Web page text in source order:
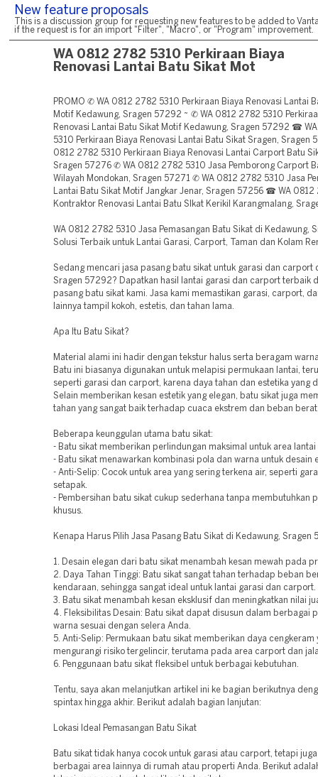
New feature proposals
This is a discussion group for requesting new features to be added to
if the request is for an import "Filter", "Macro", or "Program" improvement.
WA 0812 2782 5310 Perkiraan Biaya
Renovasi Lantai Batu Sikat Mot
PROMO ✆ WA 0812 2782 5310 Perkiraan Biaya Renovasi Lantai
Motif Kedawung, Sragen 57292 ~ ✆ WA 0812 2782 5310
Renovasi Lantai Batu Sikat Motif Kedawung, Sragen 57292 ☎
5310 Perkiraan Biaya Renovasi Lantai Batu Sikat Sragen, Sragen
0812 2782 5310 Perkiraan Biaya Renovasi Lantai Carport Batu
Sragen 57276 ✆ WA 0812 2782 5310 Jasa Pemborong Carport
Wilayah Mondokan, Sragen 57271 ✆ WA 0812 2782 5310 Jasa
Lantai Batu Sikat Motif Jangkar Jenar, Sragen 57256 ☎ WA
Kontraktor Renovasi Lantai Batu SIkat Kerikil Karangmalang,
WA 0812 2782 5310 Jasa Pemasangan Batu Sikat di Kedawung,
Solusi Terbaik untuk Lantai Garasi, Carport, Taman dan Kolam
Sedang mencari jasa pasang batu sikat untuk garasi dan carport
Sragen 57292? Dapatkan hasil lantai garasi dan carport terbaik
pasang batu sikat kami. Jasa kami memastikan garasi, carport,
lainnya tampil kokoh, estetis, dan tahan lama.
Apa Itu Batu Sikat?
Material alami ini hadir dengan tekstur halus serta beragam
Batu ini biasanya digunakan untuk melapisi permukaan lantai,
seperti garasi dan carport, karena daya tahan dan estetika yang
Selain memberikan kesan estetik yang elegan, batu sikat juga
tahan yang sangat baik terhadap cuaca ekstrem dan beban
Beberapa keunggulan utama batu sikat:
- Batu sikat memberikan perlindungan maksimal untuk area lantai
- Batu sikat menawarkan kombinasi pola dan warna untuk desain
- Anti-Selip: Cocok untuk area yang sering terkena air, seperti
setapak.
- Pembersihan batu sikat cukup sederhana tanpa membutuhkan
khusus.
Kenapa Harus Pilih Jasa Pasang Batu Sikat di Kedawung, Sragen
1. Desain elegan dari batu sikat menambah kesan mewah pada
2. Daya Tahan Tinggi: Batu sikat sangat tahan terhadap beban
kendaraan, sehingga sangat ideal untuk lantai garasi dan carport.
3. Batu sikat menambah kesan eksklusif dan meningkatkan nilai
4. Fleksibilitas Desain: Batu sikat dapat disusun dalam berbagai
warna sesuai dengan selera Anda.
5. Anti-Selip: Permukaan batu sikat memberikan daya cengkeram
mengurangi risiko tergelincir, terutama pada area carport dan
6. Penggunaan batu sikat fleksibel untuk berbagai kebutuhan.
Tentu, saya akan melanjutkan artikel ini ke bagian berikutnya
spintax hingga akhir. Berikut adalah bagian lanjutan:
Lokasi Ideal Pemasangan Batu Sikat
Batu sikat tidak hanya cocok untuk garasi atau carport, tetapi
berbagai area lainnya di rumah atau properti Anda. Berikut